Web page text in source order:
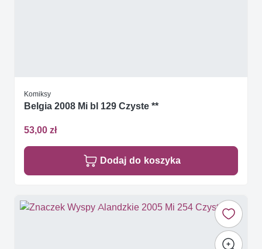
Komiksy
Belgia 2008 Mi bl 129 Czyste **
53,00 zł
Dodaj do koszyka